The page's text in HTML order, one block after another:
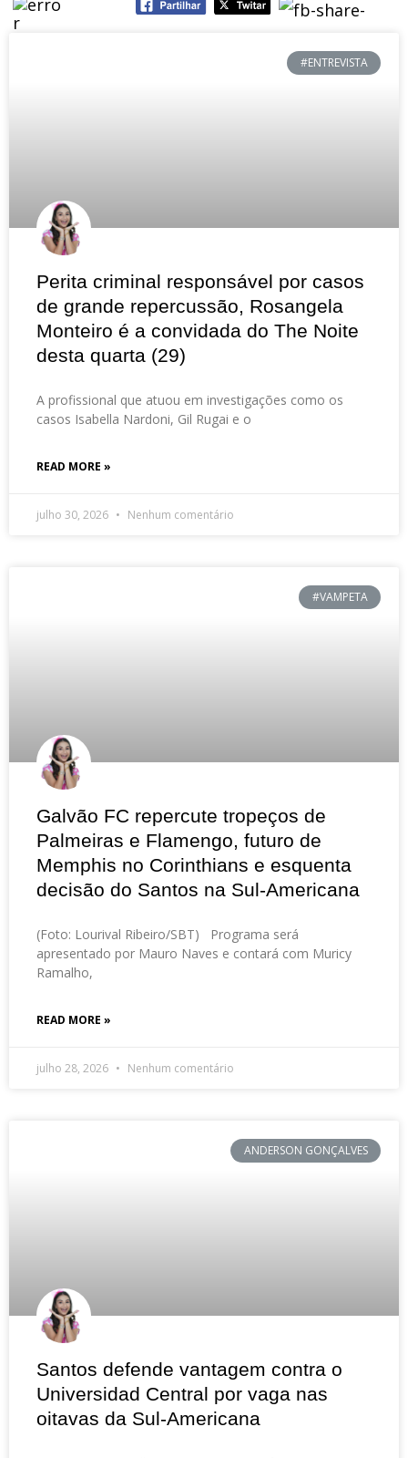
#ENTREVISTA
Perita criminal responsável por casos
de grande repercussão, Rosangela
Monteiro é a convidada do The Noite
desta quarta (29)
A profissional que atuou em investigações como os
casos Isabella Nardoni, Gil Rugai e o
READ MORE »
julho 30, 2026 Nenhum comentário
#VAMPETA
Galvão FC repercute tropeços de
Palmeiras e Flamengo, futuro de
Memphis no Corinthians e esquenta
decisão do Santos na Sul-Americana
(Foto: Lourival Ribeiro/SBT) Programa será
apresentado por Mauro Naves e contará com Muricy
Ramalho,
READ MORE »
julho 28, 2026 Nenhum comentário
ANDERSON GONÇALVES
Santos defende vantagem contra o
Universidad Central por vaga nas
oitavas da Sul-Americana